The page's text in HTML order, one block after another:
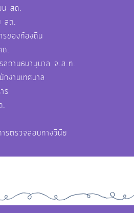
น สถ.
สถ.
รของท้องถิ่น
.
สถานธนานุบาล จ.ส.ท.
งานเทศบาล
ร
.
รตรวจสอบทางวินัย